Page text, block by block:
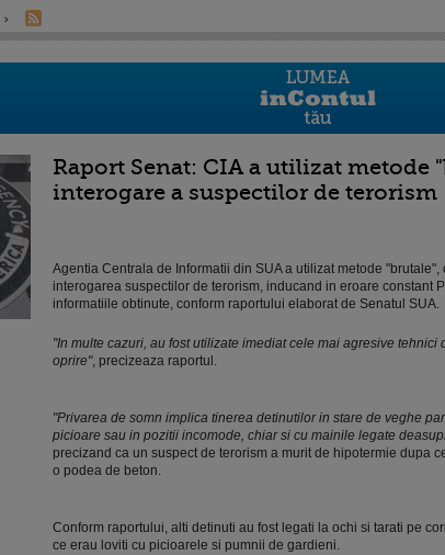
Raport Senat: CIA a utilizat metode
interogare a suspectilor de terorism
Agentia Centrala de Informatii din SUA a utilizat metode
interogarea suspectilor de terorism, inducand in eroare constant
informatiile obtinute, conform raportului elaborat de Senatul SUA.
"In multe cazuri, au fost utilizate imediat cele mai agresive tehnici
oprire", precizeaza raportul.
"Privarea de somn implica tinerea detinutilor in stare de veghe
picioare sau in pozitii incomode, chiar si cu mainile legate
precizand ca un suspect de terorism a murit de hipotermie dupa
o podea de beton.
Conform raportului, alti detinuti au fost legati la ochi si tarati pe
ce erau loviti cu picioarele si pumnii de gardieni.